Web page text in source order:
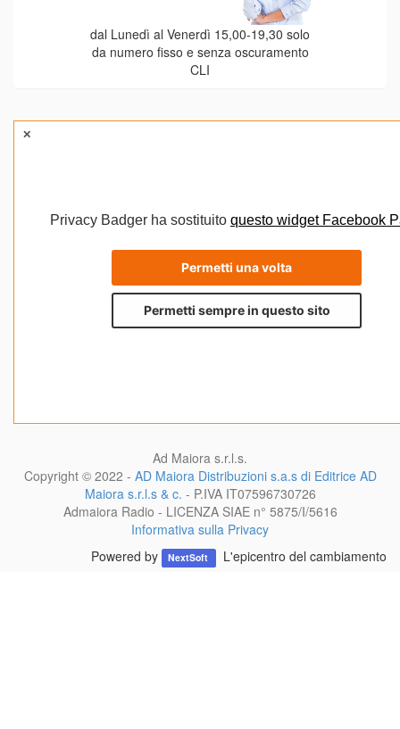
dal Lunedì al Venerdì 15,00-19,30 solo
da numero fisso e senza oscuramento
CLI
Ad Maiora s.r.l.s.
Copyright © 2022 - AD Maiora Distribuzioni s.a.s di Editrice AD
Maiora s.r.l.s & c. - P.IVA IT07596730726
Admaiora Radio - LICENZA SIAE n° 5875/I/5616
Informativa sulla Privacy
Powered by NextSoft L'epicentro del cambiamento